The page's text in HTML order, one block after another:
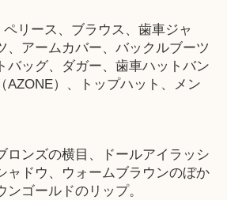
リース、ブラウス、歯車ジャ
、アームカバー、バックルブーツ
バッグ、ダガー、歯車ハットバン
AZONE）、トップハット、メン
ロンズの横目、ドールアイラッシ
ャドウ、ウォームブラウンのぼか
ンゴールドのリップ。